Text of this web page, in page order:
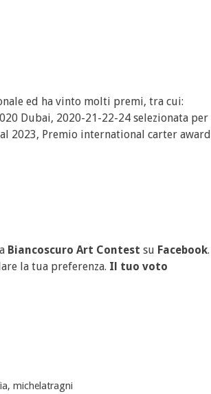
ed ha vinto molti premi, tra cui:
Dubai, 2020-21-22-24 selezionata per
2023, Premio international carter award
Biancoscuro Art Contest su Facebook.
la tua preferenza. Il tuo voto
, michelatragni